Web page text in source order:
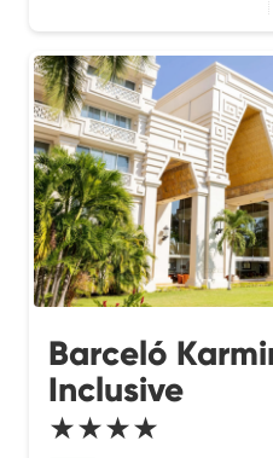
Barceló
Inclusive
★★★★